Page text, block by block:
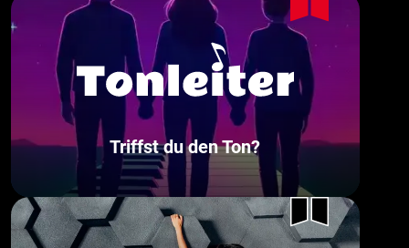
Triffst du den Ton?